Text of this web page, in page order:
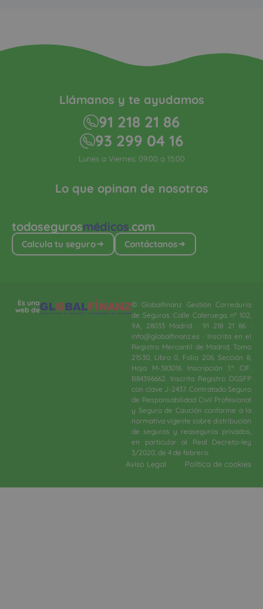
todosegurosmédicos.com
Calcula tu seguro Contáctanos
Lo que opinan de nosotros
Llámanos y te ayudamos
91 218 21 86
93 299 04 16
Lunes a Viernes: 09:00 a 15:00
Es una
web de
© Globalfinanz Gestión Correduría
de Seguros. Calle Caleruega, nº 102,
9A, 28033 Madrid · 91 218 21 86 ·
info@globalfinanz.es · Inscrita en el
Registro Mercantil de Madrid, Tomo
21530, Libro 0, Folio 206, Sección 8,
Hoja M-383016. Inscripción 1.ª. CIF.
B84396662. Inscrita Registro DGSFP
con clave J-2437. Contratado Seguro
de Responsabilidad Civil Profesional
y Seguro de Caución conforme a la
normativa vigente sobre distribución
de seguros y reaseguros privados,
en particular al Real Decreto-ley
3/2020, de 4 de febrero.​
Aviso Legal Política de cookies